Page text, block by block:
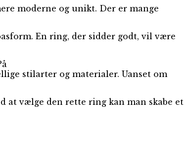
moderne og unikt. Der er mange
En ring, der sidder godt, vil være
stilarter og materialer. Uanset om
at vælge den rette ring kan man skabe et